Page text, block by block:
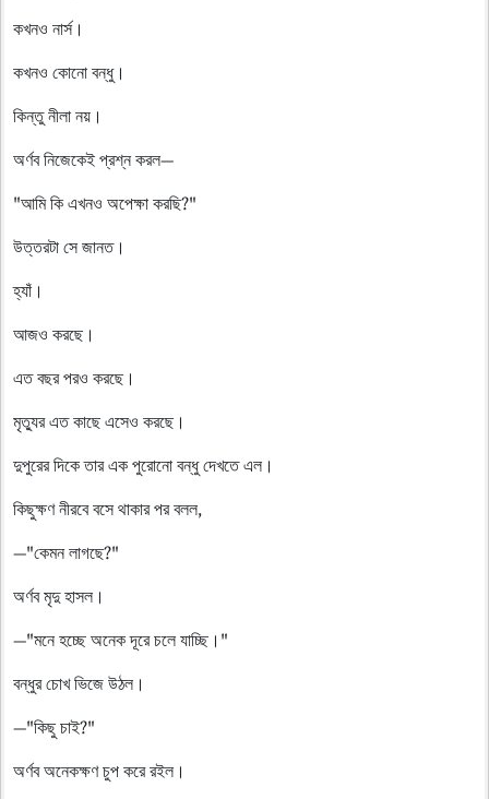
কখনও নার্স।
কখনও কোনো বন্ধু।
কিন্তু নীলা নয়।
অর্ণব নিজেকেই প্রশ্ন করল—
"আমি কি এখনও অপেক্ষা করছি?"
উত্তরটা সে জানত।
হ্যাঁ।
আজও করছে।
এত বছর পরও করছে।
মৃত্যুর এত কাছে এসেও করছে।
দুপুরের দিকে তার এক পুরোনো বন্ধু দেখতে এল।
কিছুক্ষণ নীরবে বসে থাকার পর বলল,
—"কেমন লাগছে?"
অর্ণব মৃদু হাসল।
—"মনে হচ্ছে অনেক দূরে চলে যাচ্ছি।"
বন্ধুর চোখ ভিজে উঠল।
—"কিছু চাই?"
অর্ণব অনেকক্ষণ চুপ করে রইল।